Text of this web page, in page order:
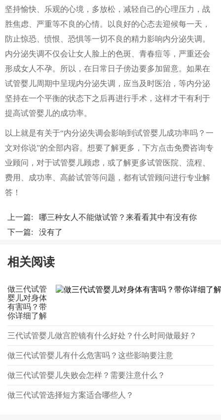
坚持愉快、乐观的心境，多放松，减轻自己的心理压力，战
胜焦虑、严重等不良的心情。以良好的心态去迎候每一天，
防止惊恐、愤恨、恐惧等一切不良的精力影响内分泌失调。
内分泌失调不仅会让女人脸上的色斑、青春痘等，严重还会
形成女人不孕。所以，在日常日子傍边要多加留意。如果在
试管婴儿周期中呈现内分泌失调，应当及时医治，等内分泌
坚持在一个平衡的状态下之后再进行手术，这样才干有利于
提高试管婴儿的成功率。
以上就是有关于“内分泌失调会影响到试管婴儿成功率吗？一
文对你说”的全部内容。想要了解更多，下方点击免费咨询专
业顾问，对于试管婴儿顾虑，或了解更多试管医院、流程、
费用、成功率、高龄试管等问题，都有试管顾问进行专业解
答！
上一篇: 哪三种女人不能做试管？来看看其中有没有你
下一篇: 没有了
相关阅读
做三代试管
婴儿对身体
有害吗？带
你详细了解
三代试管婴儿做宫腔镜有什么好处？什么时间做最好？
做三代试管婴儿有什么危害吗？这些影响要注意
做三代试管婴儿失败会怎样？需要注意什么？
做三代试管选择短方案适合哪些人？